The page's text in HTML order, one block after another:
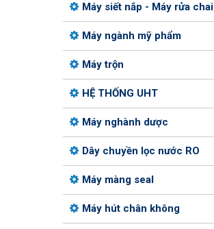
Máy siết nắp - Máy rửa chai
Máy ngành mỹ phẩm
Máy trộn
HỆ THỐNG UHT
Máy nghành dược
Dây chuyền lọc nước RO
Máy màng seal
Máy hút chân không